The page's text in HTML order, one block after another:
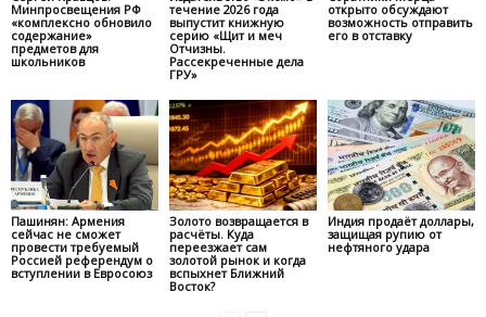
Минпросвещения РФ
«комплексно обновило
содержание»
предметов для
школьников
течение 2026 года
выпустит книжную
серию «Щит и меч
Отчизны.
Рассекреченные дела
ГРУ»
открыто обсуждают
возможность отправить
его в отставку
Пашинян: Армения
сейчас не сможет
провести требуемый
Россией референдум о
вступлении в Евросоюз
Золото возвращается в
расчёты. Куда
переезжает сам
золотой рынок и когда
вспыхнет Ближний
Восток?
Индия продаёт доллары,
защищая рупию от
нефтяного удара